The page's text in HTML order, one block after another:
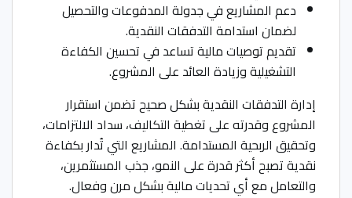
دعم المشاريع في جدولة المدفوعات والتحصيل
لضمان استدامة التدفقات النقدية.
تقديم توصيات مالية تساعد في تحسين الكفاءة
التشغيلية وزيادة العائد على المشروع.
إدارة التدفقات النقدية بشكل صحيح تضمن استقرار
المشروع وقدرته على تغطية التكاليف، سداد الالتزامات،
وتحقيق الربحية المستدامة. المشاريع التي تُدار بكفاءة
نقدية تصبح أكثر قدرة على النمو، جذب المستثمرين،
والتعامل مع أي تحديات مالية بشكل مرن وفعال.